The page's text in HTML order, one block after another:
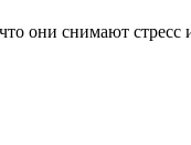
они снимают